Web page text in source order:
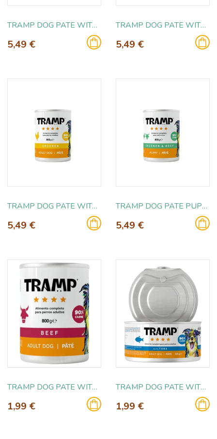
TRAMP DOG PATE WITH TUNA 800GR
5,49 €
TRAMP DOG PATE WITH TURKEY 800GR
5,49 €
TRAMP DOG PATE WITH CHICKEN 800GR
5,49 €
TRAMP DOG PATE PUPPY CHICKEN WITH BEEF 800GR
5,49 €
TRAMP DOG PATE WITH BEEF 185GR
1,99 €
TRAMP DOG PATE WITH TUNA 185GR
1,99 €